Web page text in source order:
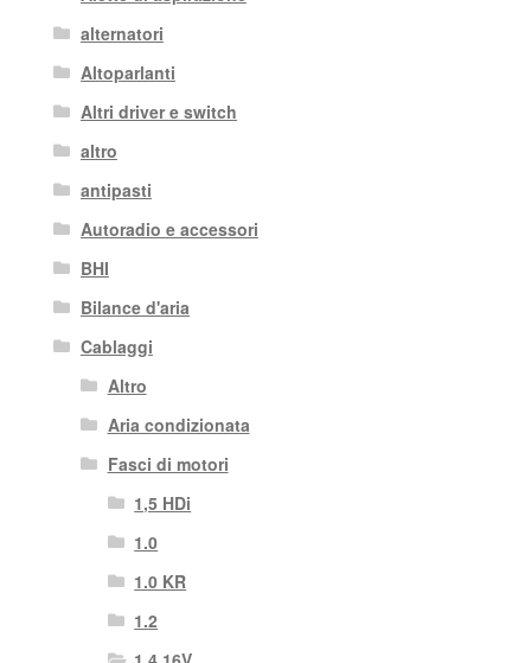
alternatori
Altoparlanti
Altri driver e switch
altro
antipasti
Autoradio e accessori
BHI
Bilance d'aria
Cablaggi
Altro
Aria condizionata
Fasci di motori
1,5 HDi
1.0
1.0 KR
1.2